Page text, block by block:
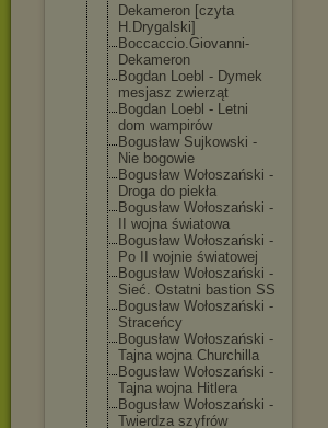
Dekameron [czyta
H.Drygalski]
Boccaccio.Giovanni-
Dekameron
Bogdan Loebl - Dymek
mesjasz zwierząt
Bogdan Loebl - Letni
dom wampirów
Bogusław Sujkowski -
Nie bogowie
Bogusław Wołoszański -
Droga do piekła
Bogusław Wołoszański -
II wojna światowa
Bogusław Wołoszański -
Po II wojnie światowej
Bogusław Wołoszański -
Sieć. Ostatni bastion SS
Bogusław Wołoszański -
Straceńcy
Bogusław Wołoszański -
Tajna wojna Churchilla
Bogusław Wołoszański -
Tajna wojna Hitlera
Bogusław Wołoszański -
Twierdza szyfrów